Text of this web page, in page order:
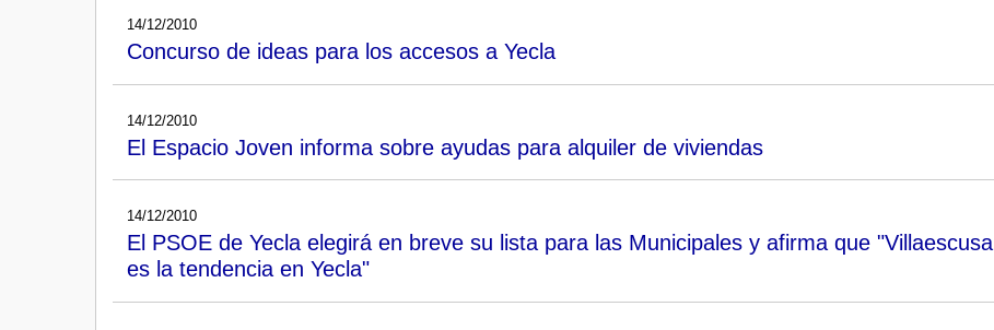
14/12/2010
Concurso de ideas para los accesos a Yecla
14/12/2010
El Espacio Joven informa sobre ayudas para alquiler de viviendas
14/12/2010
El PSOE de Yecla elegirá en breve su lista para las Municipales y afirma que "Villaescusa
es la tendencia en Yecla"